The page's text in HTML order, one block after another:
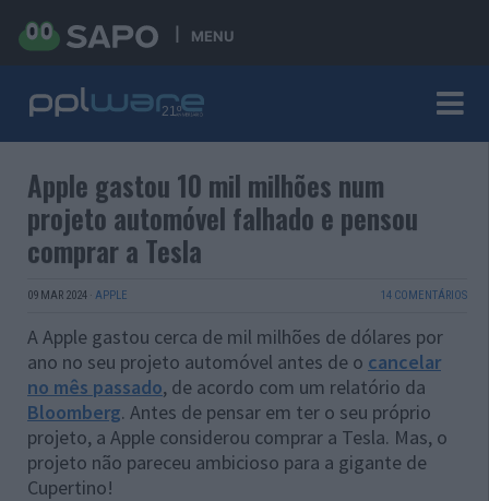
MENU
Apple gastou 10 mil milhões num
projeto automóvel falhado e pensou
comprar a Tesla
09 MAR 2024 · APPLE 14 COMENTÁRIOS
A Apple gastou cerca de mil milhões de dólares por
ano no seu projeto automóvel antes de o cancelar
no mês passado, de acordo com um relatório da
Bloomberg. Antes de pensar em ter o seu próprio
projeto, a Apple considerou comprar a Tesla. Mas, o
projeto não pareceu ambicioso para a gigante de
Cupertino!